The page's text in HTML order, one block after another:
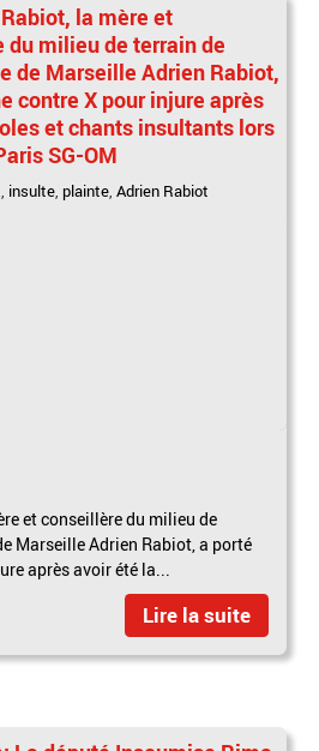
la mère et
du milieu de terrain de
de Marseille Adrien Rabiot,
contre X pour injure après
et chants insultants lors
SG-OM
, insulte, plainte,Adrien Rabiot
et conseillère du milieu de
Marseille Adrien Rabiot, a porté
après avoir été la...
Lire la suite